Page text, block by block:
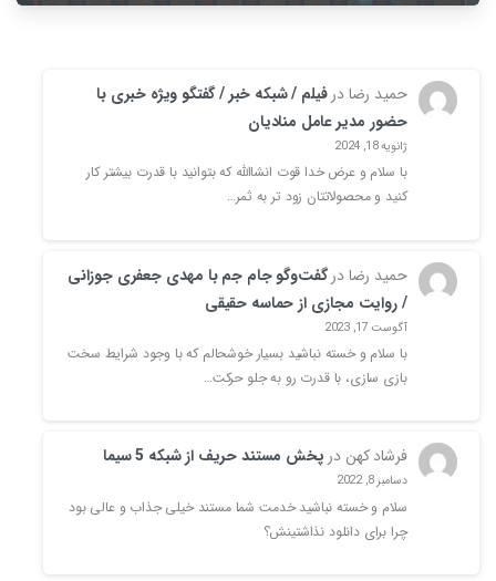
حمید رضادرفیلم / شبکه خبر / گفتگو ویژه خبری با
حضور مدیر عامل منادیان
ژانویه 18, 2024
با سلام و عرض خدا قوت انشاالله که بتوانید با قدرت بیشتر کار
کنید و محصولاتتان زود تر به ثمر…
حمید رضادرگفت‌وگو جام جم با مهدی جعفری جوزانی
/ روایت‌ مجازی از حماسه‌ حقیقی
آگوست 17, 2023
با سلام و خسته نباشید بسیار خوشحالم که با وجود شرایط سخت
بازی سازی، با قدرت رو به جلو حرکت…
فرشاد کهن در پخش مستند حریف از شبکه 5 سیما
دسامبر 8, 2022
سلام و خسته نباشید خدمت شما مستند خیلی جذاب و عالی بود
چرا برای دانلود نذاشتینش؟